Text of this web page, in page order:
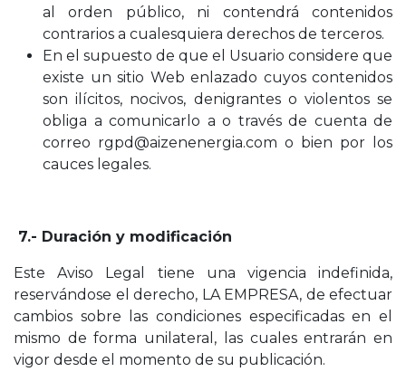
al orden público, ni contendrá contenidos
contrarios a cualesquiera derechos de terceros.
En el supuesto de que el Usuario considere que
existe un sitio Web enlazado cuyos contenidos
son ilícitos, nocivos, denigrantes o violentos se
obliga a comunicarlo a o través de cuenta de
correo rgpd@aizenenergia.com o bien por los
cauces legales.
7.- Duración y modificación
Este Aviso Legal tiene una vigencia indefinida,
reservándose el derecho, LA EMPRESA, de efectuar
cambios sobre las condiciones especificadas en el
mismo de forma unilateral, las cuales entrarán en
vigor desde el momento de su publicación.